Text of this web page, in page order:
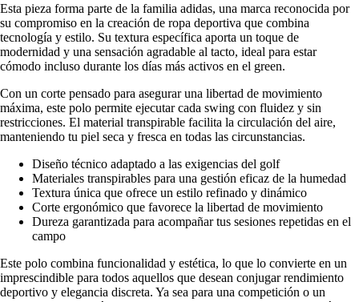
Esta pieza forma parte de la familia adidas, una marca reconocida por
su compromiso en la creación de ropa deportiva que combina
tecnología y estilo. Su textura específica aporta un toque de
modernidad y una sensación agradable al tacto, ideal para estar
cómodo incluso durante los días más activos en el green.
Con un corte pensado para asegurar una libertad de movimiento
máxima, este polo permite ejecutar cada swing con fluidez y sin
restricciones. El material transpirable facilita la circulación del aire,
manteniendo tu piel seca y fresca en todas las circunstancias.
Diseño técnico adaptado a las exigencias del golf
Materiales transpirables para una gestión eficaz de la humedad
Textura única que ofrece un estilo refinado y dinámico
Corte ergonómico que favorece la libertad de movimiento
Dureza garantizada para acompañar tus sesiones repetidas en el
campo
Este polo combina funcionalidad y estética, lo que lo convierte en un
imprescindible para todos aquellos que desean conjugar rendimiento
deportivo y elegancia discreta. Ya sea para una competición o un